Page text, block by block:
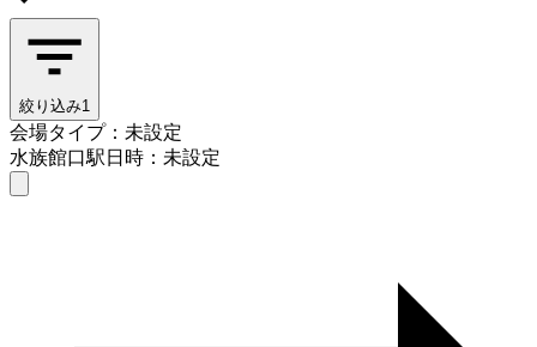
絞り込み1
会場タイプ：未設定
水族館口駅日時：未設定